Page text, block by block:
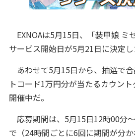
EXNOAは5月15日、「装甲娘 ミ
サービス開始日が5月21日に決定し
あわせて5月15日から、抽選で
トコード1万円分が当たるカウン
開催中だ。
応募期間は、5月15日12時00分
で（24時間ごとに6回に期間が分